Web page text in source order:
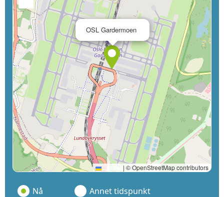
OSL Gardermoen
Leaflet | © OpenStreetMap contributors
Nå Annet tidspunkt